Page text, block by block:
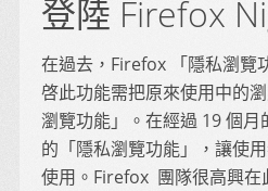
登陸 Firefox
在過去，Firefox 「隱私瀏覽
啓此功能需把原來使用中的
瀏覽功能」。在經過 19 個
的「隱私瀏覽功能」，讓使
使用。Firefox 團隊很高興在